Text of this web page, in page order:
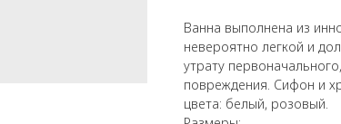
Ванна выполнена из
невероятно легкой и
утрату
повреждения. Сифон и
цвета: белый, розовый.